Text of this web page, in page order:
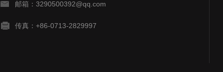
邮箱：3290500392@qq.com
传真：+86-0713-2829997